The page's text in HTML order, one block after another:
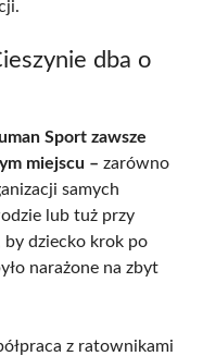
dba o
Sport zawsze
miejscu – zarówno
samych
lub tuż przy
by dziecko krok po
narażone na zbyt
z ratownikami